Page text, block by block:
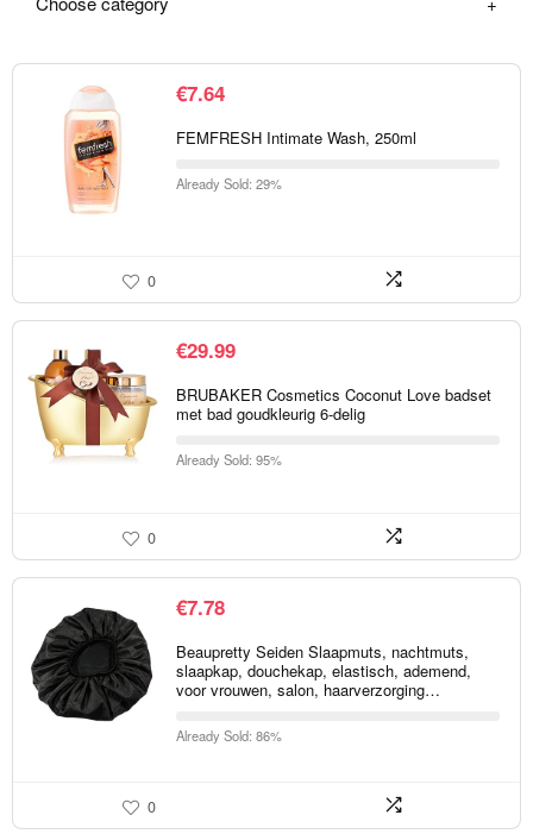
€7.64
FEMFRESH Intimate Wash, 250ml
Already Sold: 29%
0
€29.99
BRUBAKER Cosmetics Coconut Love badset
met bad goudkleurig 6-delig
Already Sold: 95%
0
€7.78
Beaupretty Seiden Slaapmuts, nachtmuts,
slaapkap, douchekap, elastisch, ademend,
voor vrouwen, salon, haarverzorging…
Already Sold: 86%
0